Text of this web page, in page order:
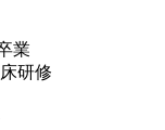
業
研修